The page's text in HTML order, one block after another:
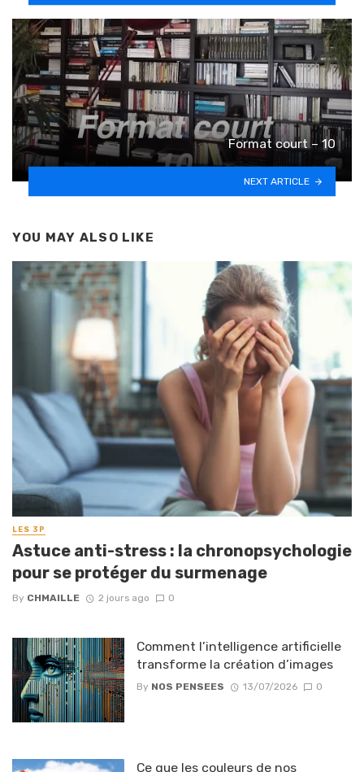
Format court – 10
NEXT ARTICLE
YOU MAY ALSO LIKE
LES 3P
Astuce anti-stress : la chronopsychologie
pour se protéger du surmenage
By CHMAILLE 2 jours ago 0
Comment l’intelligence artificielle
transforme la création d’images
By NOS PENSEES 13/07/2026 0
Ce que les couleurs de nos